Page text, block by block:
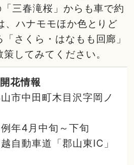
「三春滝桜」からも車で約
、ハナモモほか色とりど
さくら・はなもも回廊」
してみてください。
花情報
市中田町木目沢字岡ノ
例年4月中旬～下旬
自動車道「郡山東IC」